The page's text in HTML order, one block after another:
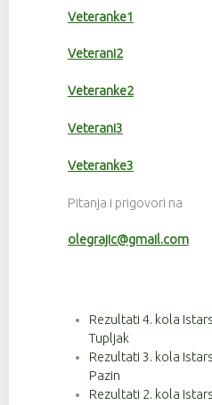
Veteranke1
Veterani2
Veteranke2
Veterani3
Veteranke3
Pitanja i prigovori na
olegrajic@gmail.com
Rezultati 4. kola
Tupljak
Rezultati 3. kola
Pazin
Rezultati 2. kola